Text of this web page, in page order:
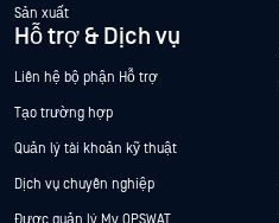
Sản xuất
Hỗ trợ & Dịch vụ
Liên hệ bộ phận Hỗ trợ
Tạo trường hợp
Quản lý tài khoản kỹ thuật
Dịch vụ chuyên nghiệp
Được quản lý My OPSWAT